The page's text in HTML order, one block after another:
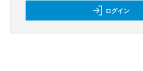
ログイン